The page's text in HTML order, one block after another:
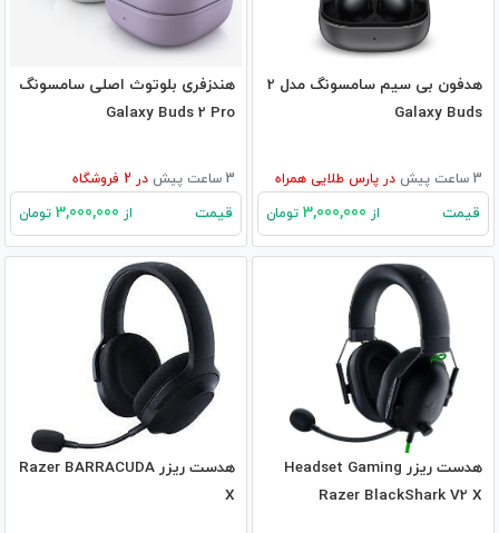
هدفون بی سیم سامسونگ مدل 2
Galaxy Buds
3 ساعت پیش در پارس طلایی همراه
قیمت از تومان
هندزفری بلوتوث اصلی سامسونگ
Galaxy Buds 2 Pro
3 ساعت پیش در فروشگاه
قیمت از تومان
هدست ریزر Headset Gaming
Razer BlackShark V2 X
هدست ریزر Razer BARRACUDA
X